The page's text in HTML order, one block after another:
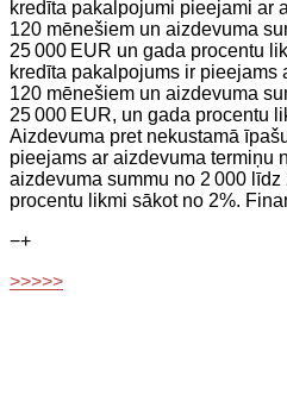
kredīta pakalpojumi pieejami ar
120 mēnešiem un aizdevuma
25 000 EUR un gada procentu
kredīta pakalpojums ir pieejams
120 mēnešiem un aizdevuma
25 000 EUR, un gada procentu
Aizdevuma pret nekustamā
pieejams ar aizdevuma termiņu
aizdevuma summu no 2 000
procentu likmi sākot no 2%.
−+
>>>>>